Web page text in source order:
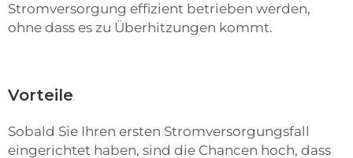
Stromversorgung effizient betrieben werden,
ohne dass es zu Überhitzungen kommt.
Vorteile
Sobald Sie Ihren ersten Stromversorgungsfall
eingerichtet haben, sind die Chancen hoch, dass